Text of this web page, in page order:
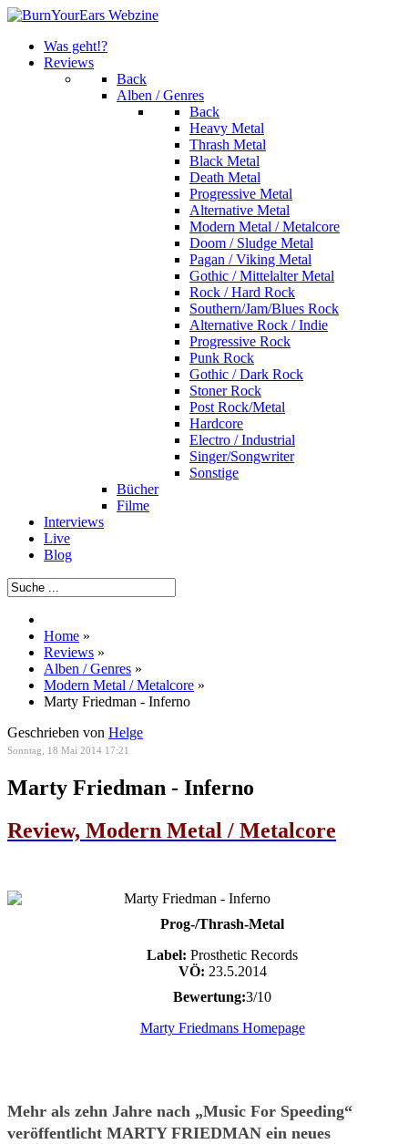
Was geht!?
Reviews
Back
Alben / Genres
Back
Heavy Metal
Thrash Metal
Black Metal
Death Metal
Progressive Metal
Alternative Metal
Modern Metal / Metalcore
Doom / Sludge Metal
Pagan / Viking Metal
Gothic / Mittelalter Metal
Rock / Hard Rock
Southern/Jam/Blues Rock
Alternative Rock / Indie
Progressive Rock
Punk Rock
Gothic / Dark Rock
Stoner Rock
Post Rock/Metal
Hardcore
Electro / Industrial
Singer/Songwriter
Sonstige
Bücher
Filme
Interviews
Live
Blog
Home »
Reviews »
Alben / Genres »
Modern Metal / Metalcore »
Marty Friedman - Inferno
Geschrieben von Helge
Sonntag, 18 Mai 2014 17:21
Marty Friedman - Inferno
Review, Modern Metal / Metalcore
Prog-/Thrash-Metal
Label: Prosthetic Records
VÖ: 23.5.2014
Bewertung:3/10
Marty Friedmans Homepage
Mehr als zehn Jahre nach „Music For Speeding“
veröffentlicht MARTY FRIEDMAN ein neues